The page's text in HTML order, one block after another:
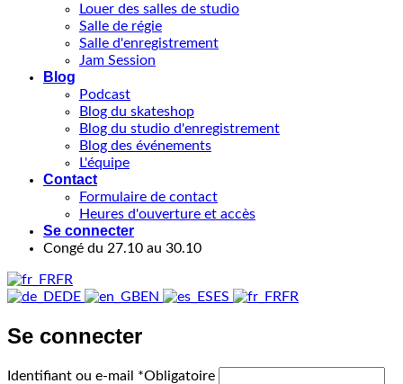
Louer des salles de studio
Salle de régie
Salle d'enregistrement
Jam Session
Blog
Podcast
Blog du skateshop
Blog du studio d'enregistrement
Blog des événements
L'équipe
Contact
Formulaire de contact
Heures d'ouverture et accès
Se connecter
Congé du 27.10 au 30.10
FR
DE
EN ES FR
Se connecter
Identifiant ou e-mail *Obligatoire